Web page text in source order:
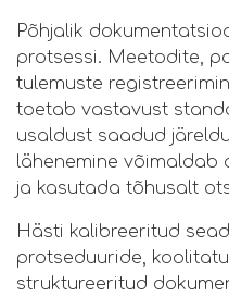
Põhjalik
protsessi. Meetodite,
tulemuste
toetab vastavust
usaldust saadud
lähenemine võimaldab
ja kasutada tõhusalt
Hästi kalibreeritud
protseduuride,
struktureeritud